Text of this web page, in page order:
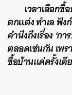
เวลาเลือก
ตกแต่ง ทำเล ฟัง
คำนึงถึงเรื่อง ‘ก
ตลอดเช่นกัน เพ
ซื้อบ้านแค่ครั้งเดี